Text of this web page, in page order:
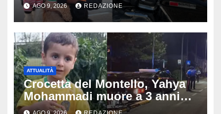
due cagnolini
AGO 9, 2026 REDAZIONE
ATTUALITÀ
Crocetta del Montello, Yahya
Mohammadi muore a 3 anni
dopo 72 ore di agonia: era